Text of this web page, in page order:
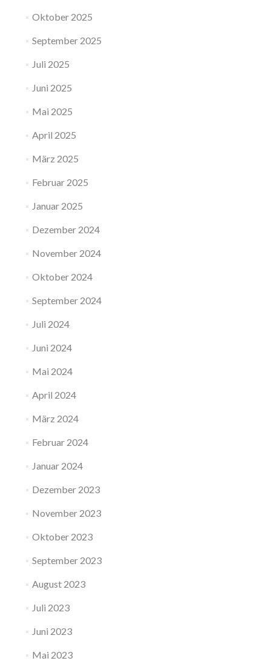
Oktober 2025
September 2025
Juli 2025
Juni 2025
Mai 2025
April 2025
März 2025
Februar 2025
Januar 2025
Dezember 2024
November 2024
Oktober 2024
September 2024
Juli 2024
Juni 2024
Mai 2024
April 2024
März 2024
Februar 2024
Januar 2024
Dezember 2023
November 2023
Oktober 2023
September 2023
August 2023
Juli 2023
Juni 2023
Mai 2023